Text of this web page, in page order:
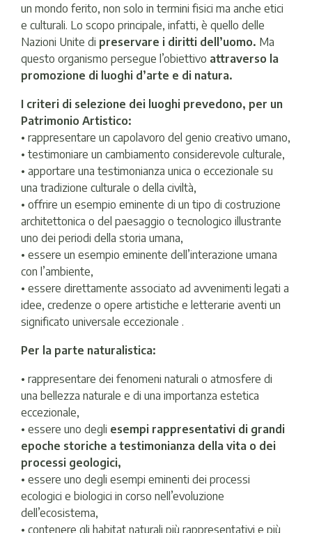
un mondo ferito, non solo in termini fisici ma anche etici
e culturali. Lo scopo principale, infatti, è quello delle
Nazioni Unite di preservare i diritti dell’uomo. Ma
questo organismo persegue l’obiettivo attraverso la
promozione di luoghi d’arte e di natura.
I criteri di selezione dei luoghi prevedono, per un
Patrimonio Artistico:
• rappresentare un capolavoro del genio creativo umano,
• testimoniare un cambiamento considerevole culturale,
• apportare una testimonianza unica o eccezionale su
una tradizione culturale o della civiltà,
• offrire un esempio eminente di un tipo di costruzione
architettonica o del paesaggio o tecnologico illustrante
uno dei periodi della storia umana,
• essere un esempio eminente dell’interazione umana
con l’ambiente,
• essere direttamente associato ad avvenimenti legati a
idee, credenze o opere artistiche e letterarie aventi un
significato universale eccezionale .
Per la parte naturalistica:
• rappresentare dei fenomeni naturali o atmosfere di
una bellezza naturale e di una importanza estetica
eccezionale,
• essere uno degli esempi rappresentativi di grandi
epoche storiche a testimonianza della vita o dei
processi geologici,
• essere uno degli esempi eminenti dei processi
ecologici e biologici in corso nell’evoluzione
dell’ecosistema,
• contenere gli habitat naturali più rappresentativi e più